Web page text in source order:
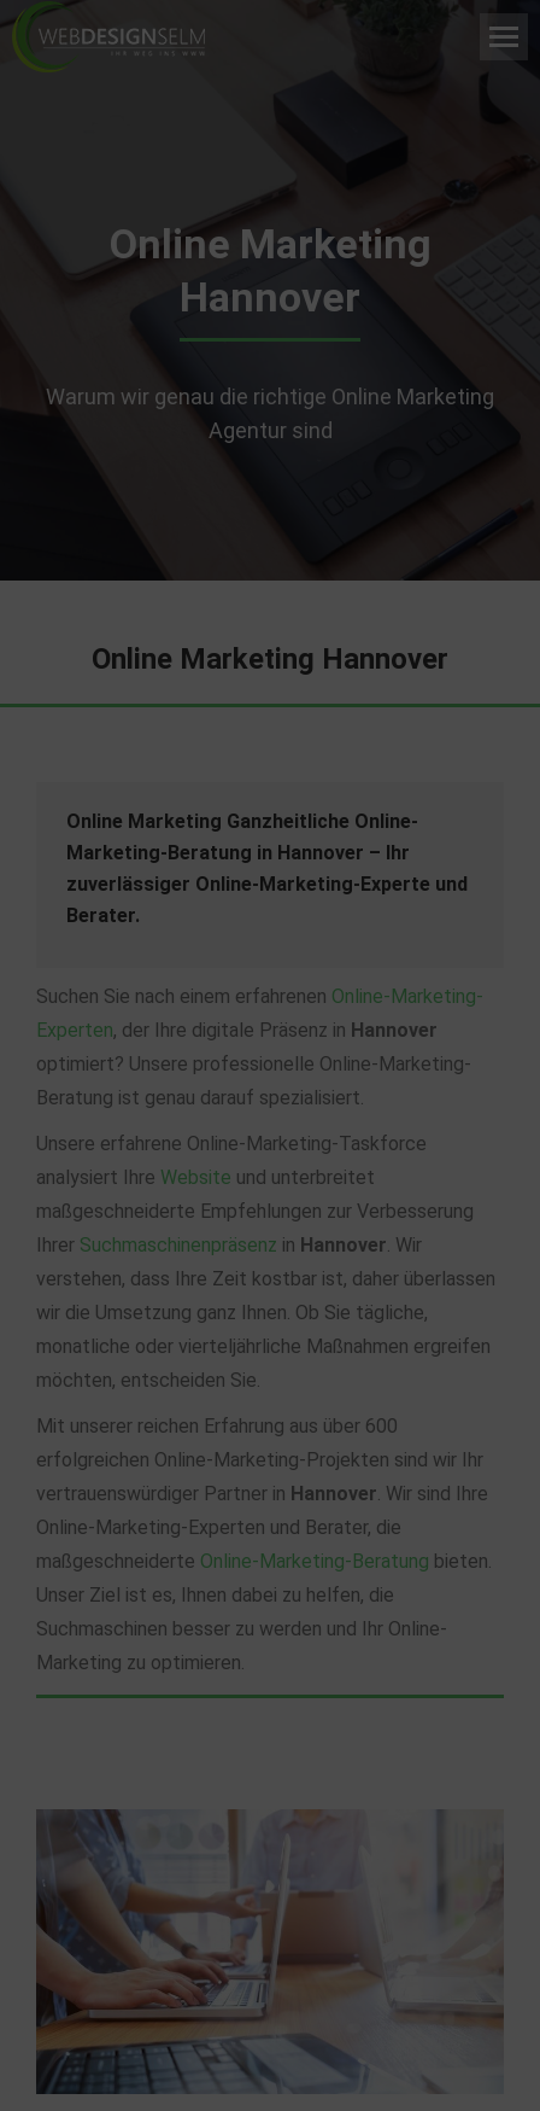
Online Marketing
Hannover
Warum wir genau die richtige Online Marketing
Agentur sind
Online Marketing Hannover
Online Marketing Ganzheitliche Online-
Marketing-Beratung in Hannover – Ihr
zuverlässiger Online-Marketing-Experte und
Berater.
Suchen Sie nach einem erfahrenen Online-Marketing-
Experten, der Ihre digitale Präsenz in Hannover
optimiert? Unsere professionelle Online-Marketing-
Beratung ist genau darauf spezialisiert.
Unsere erfahrene Online-Marketing-Taskforce
analysiert Ihre Website und unterbreitet
maßgeschneiderte Empfehlungen zur Verbesserung
Ihrer Suchmaschinenpräsenz in Hannover. Wir
verstehen, dass Ihre Zeit kostbar ist, daher überlassen
wir die Umsetzung ganz Ihnen. Ob Sie tägliche,
monatliche oder vierteljährliche Maßnahmen ergreifen
möchten, entscheiden Sie.
Mit unserer reichen Erfahrung aus über 600
erfolgreichen Online-Marketing-Projekten sind wir Ihr
vertrauenswürdiger Partner in Hannover. Wir sind Ihre
Online-Marketing-Experten und Berater, die
maßgeschneiderte Online-Marketing-Beratung bieten.
Unser Ziel ist es, Ihnen dabei zu helfen, die
Suchmaschinen besser zu werden und Ihr Online-
Marketing zu optimieren.